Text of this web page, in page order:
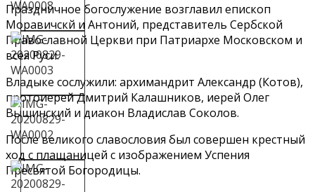
Праздничное богослужение возглавил епископ
Моравичскй и Антоний, представитель Сербской
Православной Церкви при Патриархе Московском и
всея Руси.
Владыке сослужили: архимандрит Александр (Котов),
протоиерей Дмитрий Калашников, иерей Олег
Вышинский и диакон Владислав Соколов.
После великого славословия был совершен крестный
ход с плащаницей с изображением Успения
Пресвятой Богородицы.